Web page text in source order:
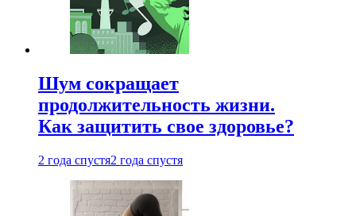
Шум сокращает
продолжительность жизни.
Как защитить свое здоровье?
2 года спустя2 года спустя